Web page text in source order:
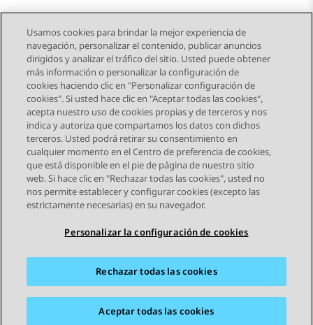
Send Feedback
Navegación de tema
Tema anterior Tema siguiente
STAY CONNECTED
Mapa del sitio Condiciones de Uso
Privacidad
Política de Cookies
Marcas registradas
© 2026 Avaya LLC
Usamos cookies para brindar la mejor experiencia de
navegación, personalizar el contenido, publicar anuncios
dirigidos y analizar el tráfico del sitio. Usted puede obtener
más información o personalizar la configuración de
cookies haciendo clic en "Personalizar configuración de
cookies". Si usted hace clic en "Aceptar todas las cookies",
acepta nuestro uso de cookies propias y de terceros y nos
indica y autoriza que compartamos los datos con dichos
terceros. Usted podrá retirar su consentimiento en
cualquier momento en el Centro de preferencia de cookies,
que está disponible en el pie de página de nuestro sitio
web. Si hace clic en "Rechazar todas las cookies", usted no
nos permite establecer y configurar cookies (excepto las
estrictamente necesarias) en su navegador.
Personalizar la configuración de cookies
Rechazar todas las cookies
Aceptar todas las cookies